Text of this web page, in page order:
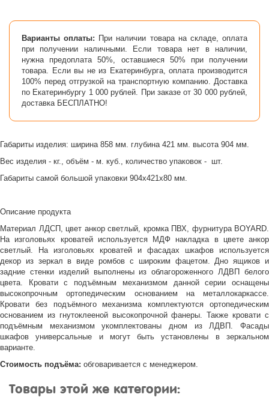
Варианты оплаты: При наличии товара на складе, оплата
при получении наличными. Если товара нет в наличии,
нужна предоплата 50%, оставшиеся 50% при получении
товара. Если вы не из Екатеринбурга, оплата производится
100% перед отгрузкой на транспортную компанию. Доставка
по Екатеринбургу 1 000 рублей. При заказе от 30 000 рублей,
доставка БЕСПЛАТНО!
Габариты изделия: ширина 858 мм. глубина 421 мм. высота 904 мм.
Вес изделия - кг., объём - м. куб., количество упаковок - шт.
Габариты самой большой упаковки 904х421х80 мм.
Описание продукта
Материал ЛДСП, цвет анкор светлый, кромка ПВХ, фурнитура BOYARD.
На изголовьях кроватей используется МДФ накладка в цвете анкор
светлый. На изголовьях кроватей и фасадах шкафов используется
декор из зеркал в виде ромбов с широким фацетом. Дно ящиков и
задние стенки изделий выполнены из облагороженного ЛДВП белого
цвета. Кровати с подъёмным механизмом данной серии оснащены
высокопрочным ортопедическим основанием на металлокаркассе.
Кровати без подъёмного механизма комплектуются ортопедическим
основанием из гнутоклееной высокопрочной фанеры. Также кровати с
подъёмным механизмом укомплектованы дном из ЛДВП. Фасады
шкафов универсальные и могут быть установлены в зеркальном
варианте.
Стоимость подъёма: обговаривается с менеджером.
Товары этой же категории: